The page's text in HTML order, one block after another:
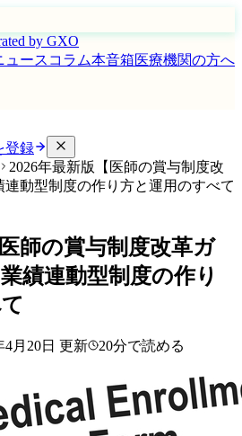
by GXO
ュース コラム本音箱医療機関の方へ
登録
2026年最新版【医師の賞与制度改
動型制度の作り方と運用のすべて
師の賞与制度改革ガ
績連動型制度の作り
4月20日 更新 20分で読める